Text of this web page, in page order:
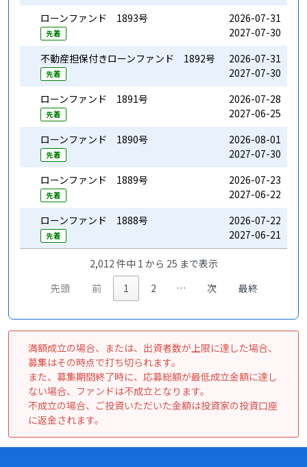
ローンファンド 1893号
先着
2026-07-31
2027-07-30
不動産担保付きローンファンド 1892号
先着
2026-07-31
2027-07-30
ローンファンド 1891号
先着
2026-07-28
2027-06-25
ローンファンド 1890号
先着
2026-08-01
2027-07-30
ローンファンド 1889号
先着
2026-07-23
2027-06-22
ローンファンド 1888号
先着
2026-07-22
2027-06-21
2,012 件中 1 から 25 まで表示
先頭
前 1 2 … 次 最終
満額成立の場合、または、出資者数が上限に達した場合、
募集はその時点で打ち切られます。
また、募集期間終了時に、応募総額が最低成立金額に達し
ない場合、ファンドは不成立となります。
不成立の場合、ご投資いただいた金額は投資家の投資口座
に返金されます。